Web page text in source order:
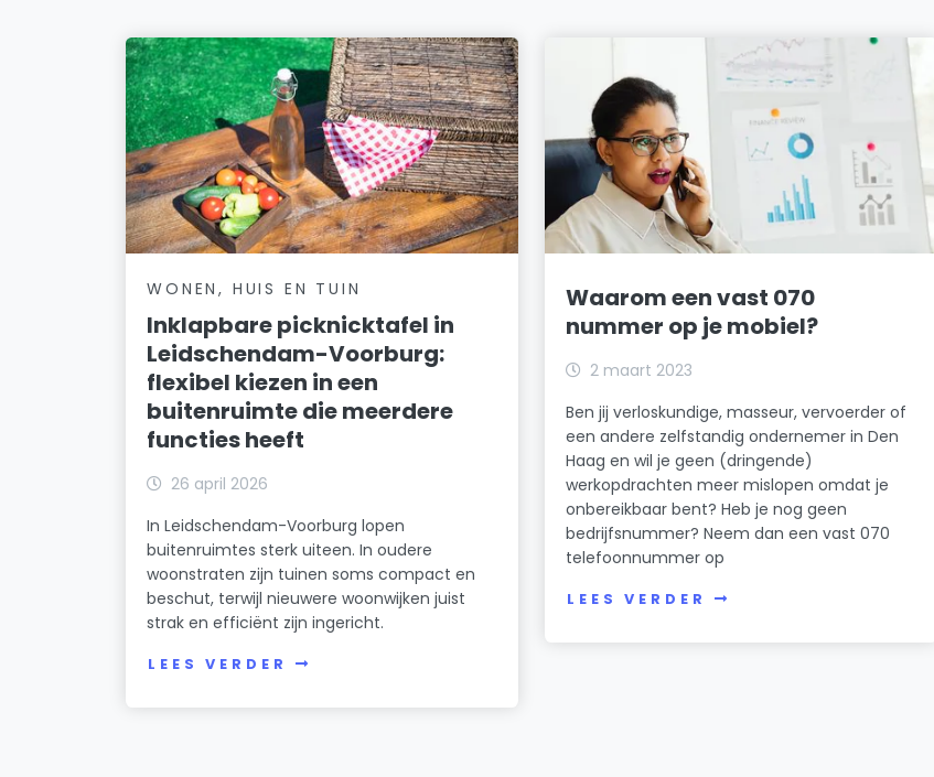
WONEN, HUIS EN TUIN
Inklapbare picknicktafel in
Leidschendam-Voorburg:
flexibel kiezen in een
buitenruimte die meerdere
functies heeft
26 april 2026
In Leidschendam-Voorburg lopen
buitenruimtes sterk uiteen. In oudere
woonstraten zijn tuinen soms compact en
beschut, terwijl nieuwere woonwijken juist
strak en efficiënt zijn ingericht.
LEES VERDER
Waarom een vast 070
nummer op je mobiel?
2 maart 2023
Ben jij verloskundige, masseur, vervoerder of
een andere zelfstandig ondernemer in Den
Haag en wil je geen (dringende)
werkopdrachten meer mislopen omdat je
onbereikbaar bent? Heb je nog geen
bedrijfsnummer? Neem dan een vast 070
telefoonnummer op
LEES VERDER